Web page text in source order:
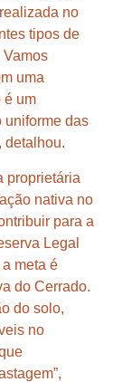
no
tipos de
uma
é um
uniforme das
detalhou.
proprietária
nativa no
para a
Legal
meta é
do Cerrado.
do solo,
no